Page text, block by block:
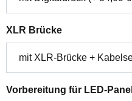
XLR Brückeauswählen
Vorbereitung für LED-Panel